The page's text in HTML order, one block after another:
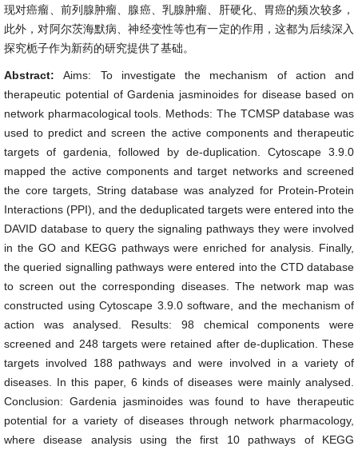
现对癌瘤、前列腺肿瘤、腺癌、乳腺肿瘤、肝硬化、胃癌的频次较多，
此外，对阿尔茨海默病、神经变性等也有一定的作用，这都为后续深入
探究栀子作为新药的研究提供了基础。
Abstract:Aims: To investigate the mechanism of action and
therapeutic potential of Gardenia jasminoides for disease based on
network pharmacological tools. Methods: The TCMSP database was
used to predict and screen the active components and therapeutic
targets of gardenia, followed by de-duplication. Cytoscape 3.9.0
mapped the active components and target networks and screened
the core targets, String database was analyzed for Protein-Protein
Interactions (PPI), and the deduplicated targets were entered into the
DAVID database to query the signaling pathways they were involved
in the GO and KEGG pathways were enriched for analysis. Finally,
the queried signalling pathways were entered into the CTD database
to screen out the corresponding diseases. The network map was
constructed using Cytoscape 3.9.0 software, and the mechanism of
action was analysed. Results: 98 chemical components were
screened and 248 targets were retained after de-duplication. These
targets involved 188 pathways and were involved in a variety of
diseases. In this paper, 6 kinds of diseases were mainly analysed.
Conclusion: Gardenia jasminoides was found to have therapeutic
potential for a variety of diseases through network pharmacology,
where disease analysis using the first 10 pathways of KEGG